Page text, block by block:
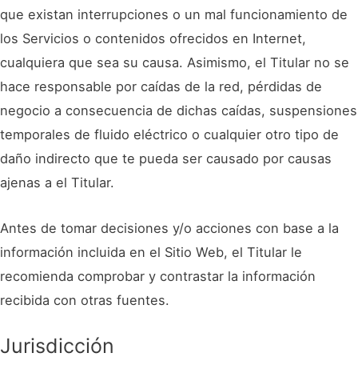
que existan interrupciones o un mal funcionamiento de
los Servicios o contenidos ofrecidos en Internet,
cualquiera que sea su causa. Asimismo, el Titular no se
hace responsable por caídas de la red, pérdidas de
negocio a consecuencia de dichas caídas, suspensiones
temporales de fluido eléctrico o cualquier otro tipo de
daño indirecto que te pueda ser causado por causas
ajenas a el Titular.
Antes de tomar decisiones y/o acciones con base a la
información incluida en el Sitio Web, el Titular le
recomienda comprobar y contrastar la información
recibida con otras fuentes.
Jurisdicción